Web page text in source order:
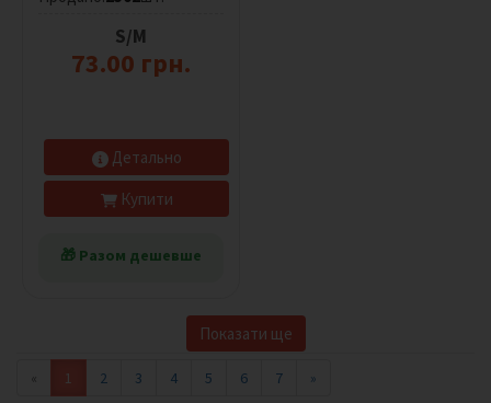
S/M
73.00 грн.
Детально
Купити
🎁 Разом дешевше
Показати ще
« 1 2 3 4 5 6 7
»